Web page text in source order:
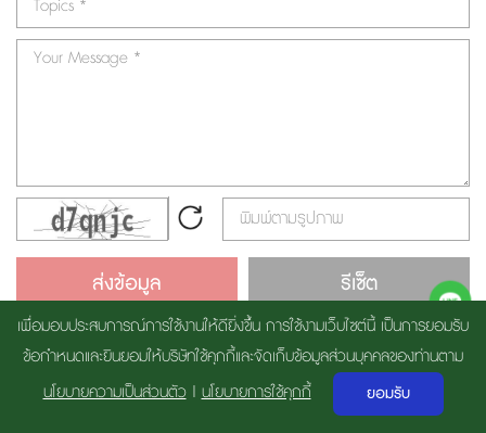
ส่งข้อมูล รีเซ็ต
Copyright 2018 By THAI RUBBER LATEX GROUP PUBLIC COMPANY
LIMITED | ByGramick House
เพื่อมอบประสบการณ์การใช้งานให้ดียิ่งขึ้น การใช้งามเว็บไซต์นี้ เป็นการยอมรับ
ข้อกำหนดและยินยอมให้บริษัทใช้คุกกี้และจัดเก็บข้อมูลส่วนบุคคลของท่านตาม
นโยบายความเป็นส่วนตัว|นโยบายการใช้คุกกี้ ยอมรับ